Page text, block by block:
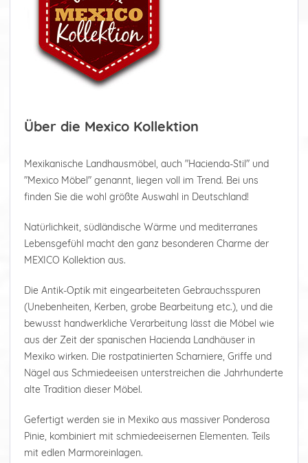
Über die Mexico Kollektion
Mexikanische Landhausmöbel, auch "Hacienda-Stil" und
"Mexico Möbel" genannt, liegen voll im Trend. Bei uns
finden Sie die wohl größte Auswahl in Deutschland!
Natürlichkeit, südländische Wärme und mediterranes
Lebensgefühl macht den ganz besonderen Charme der
MEXICO Kollektion aus.
Die Antik-Optik mit eingearbeiteten Gebrauchsspuren
(Unebenheiten, Kerben, grobe Bearbeitung etc.), und die
bewusst handwerkliche Verarbeitung lässt die Möbel wie
aus der Zeit der spanischen Hacienda Landhäuser in
Mexiko wirken. Die rostpatinierten Scharniere, Griffe und
Nägel aus Schmiedeeisen unterstreichen die Jahrhunderte
alte Tradition dieser Möbel.
Gefertigt werden sie in Mexiko aus massiver Ponderosa
Pinie, kombiniert mit schmiedeeisernen Elementen. Teils
mit edlen Marmoreinlagen.